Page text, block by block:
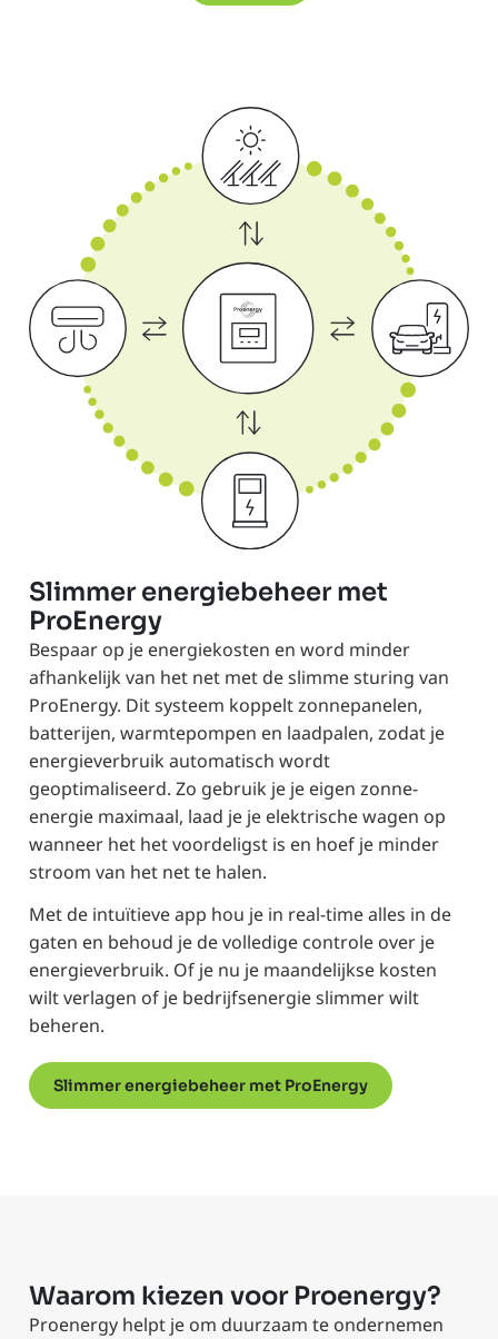
Slimmer energiebeheer met
ProEnergy
Bespaar op je energiekosten en word minder
afhankelijk van het net met de slimme sturing van
ProEnergy. Dit systeem koppelt zonnepanelen,
batterijen, warmtepompen en laadpalen, zodat je
energieverbruik automatisch wordt
geoptimaliseerd. Zo gebruik je je eigen zonne-
energie maximaal, laad je je elektrische wagen op
wanneer het het voordeligst is en hoef je minder
stroom van het net te halen.
Met de intuïtieve app hou je in real-time alles in de
gaten en behoud je de volledige controle over je
energieverbruik. Of je nu je maandelijkse kosten
wilt verlagen of je bedrijfsenergie slimmer wilt
beheren.
Slimmer energiebeheer met ProEnergy
Waarom kiezen voor Proenergy?
Proenergy helpt je om duurzaam te ondernemen